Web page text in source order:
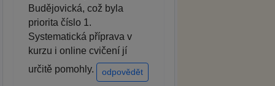
Budějovická, což byla
priorita číslo 1.
Systematická příprava v
kurzu i online cvičení jí
určitě pomohly.
odpovědět